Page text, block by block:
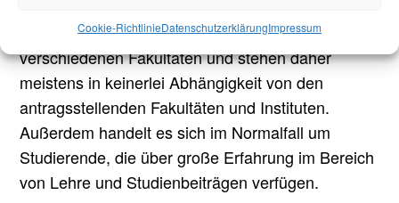
Cookie-RichtlinieDatenschutzerklärungImpressum
Studierendenvertreter kommen aus vielen
verschiedenen Fakultäten und stehen daher
meistens in keinerlei Abhängigkeit von den
antragsstellenden Fakultäten und Instituten.
Außerdem handelt es sich im Normalfall um
Studierende, die über große Erfahrung im Bereich
von Lehre und Studienbeiträgen verfügen.